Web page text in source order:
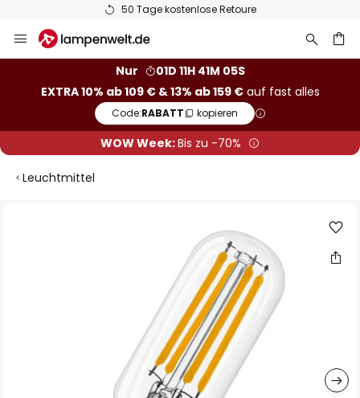
50 Tage kostenlose Retoure
Inhalt
Nur
01D 11H 41M 04S
EXTRA 10% ab 109 € & 13% ab 159 €auf fast alles
Code:RABATT kopieren
WOW Week:Bis zu -70%
Leuchtmittel